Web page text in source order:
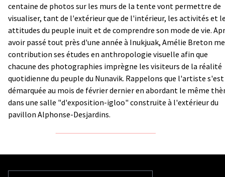
centaine de photos sur les murs de la tente vont permettre de
visualiser, tant de l'extérieur que de l'intérieur, les activités et
attitudes du peuple inuit et de comprendre son mode de vie.
avoir passé tout près d'une année à Inukjuak, Amélie Breton
contribution ses études en anthropologie visuelle afin que
chacune des photographies imprègne les visiteurs de la réalité
quotidienne du peuple du Nunavik. Rappelons que l'artiste s'est
démarquée au mois de février dernier en abordant le même
dans une salle "d'exposition-igloo" construite à l'extérieur du
pavillon Alphonse-Desjardins.